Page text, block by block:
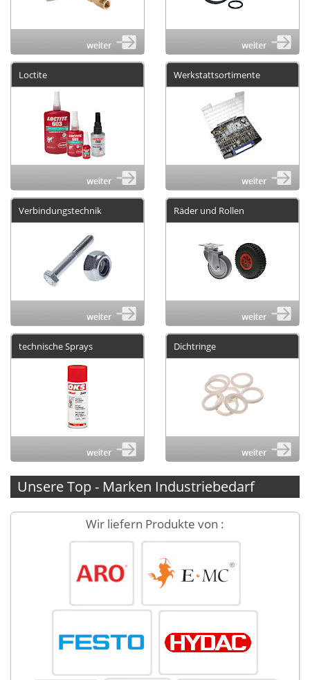
Loctite Werkstattsortimente
Verbindungstechnik Räder und Rollen
technische Sprays Dichtringe
Unsere Top - Marken Industriebedarf
Wir liefern Produkte von :